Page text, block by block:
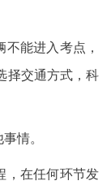
能进入考点，
择交通方式，科
情。
，在任何环节发